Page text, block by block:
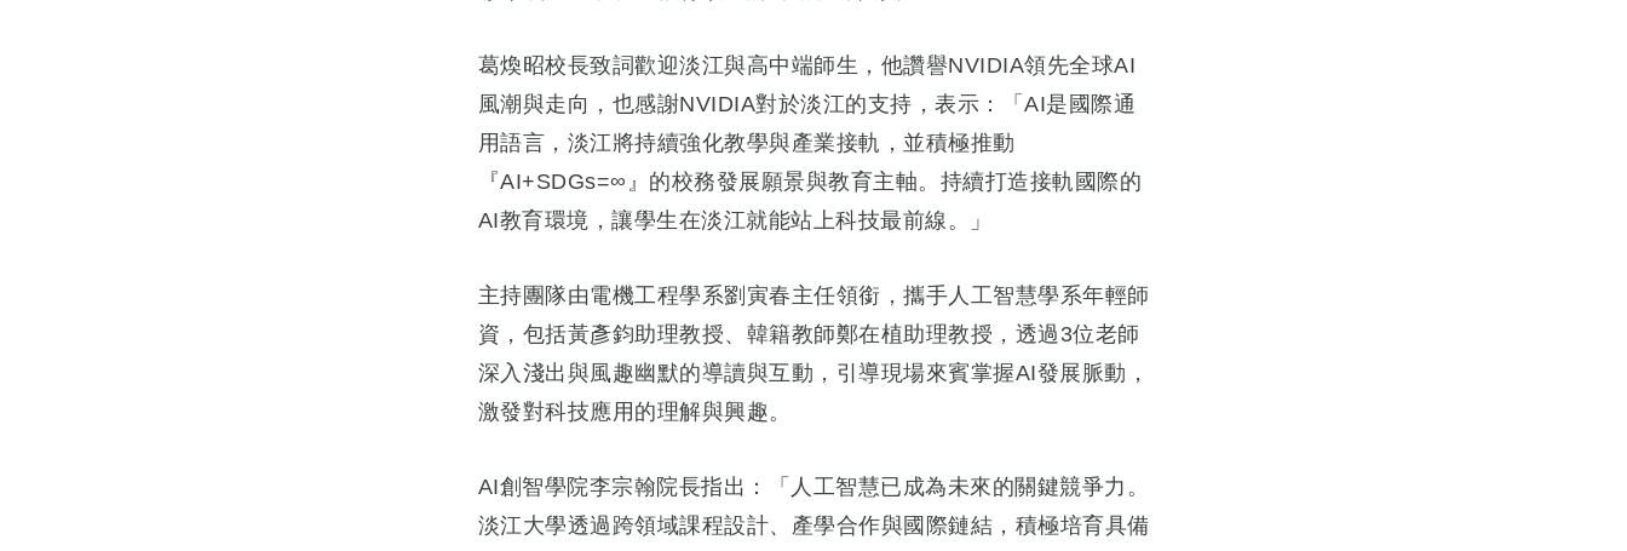
葛煥昭校長致詞歡迎淡江與高中端師生，他讚譽NVIDIA領先全球AI
風潮與走向，也感謝NVIDIA對於淡江的支持，表示：「AI是國際通
用語言，淡江將持續強化教學與產業接軌，並積極推動
『AI+SDGs=∞』的校務發展願景與教育主軸。持續打造接軌國際的
AI教育環境，讓學生在淡江就能站上科技最前線。」
主持團隊由電機工程學系劉寅春主任領銜，攜手人工智慧學系年輕師
資，包括黃彥鈞助理教授、韓籍教師鄭在植助理教授，透過3位老師
深入淺出與風趣幽默的導讀與互動，引導現場來賓掌握AI發展脈動，
激發對科技應用的理解與興趣。
AI創智學院李宗翰院長指出：「人工智慧已成為未來的關鍵競爭力。
淡江大學透過跨領域課程設計、產學合作與國際鏈結，積極培育具備